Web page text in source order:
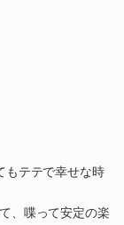
もテテで幸せな時
、喋って安定の楽